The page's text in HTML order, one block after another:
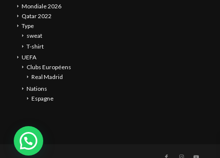
Mondiale 2026
Qatar 2022
Type
sweat
T-shirt
UEFA
Clubs Européens
Real Madrid
Nations
Espagne